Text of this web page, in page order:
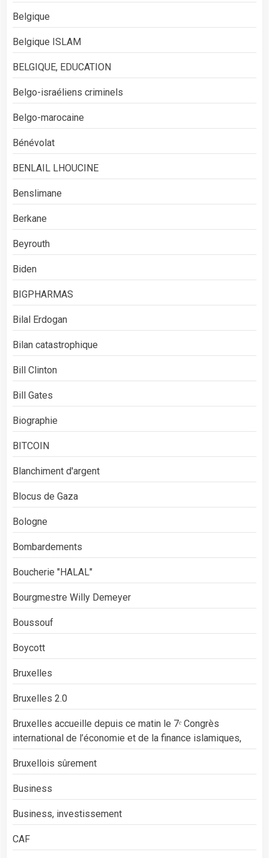
Belgique
Belgique ISLAM
BELGIQUE, EDUCATION
Belgo-israéliens criminels
Belgo-marocaine
Bénévolat
BENLAIL LHOUCINE
Benslimane
Berkane
Beyrouth
Biden
BIGPHARMAS
Bilal Erdogan
Bilan catastrophique
Bill Clinton
Bill Gates
Biographie
BITCOIN
Blanchiment d'argent
Blocus de Gaza
Bologne
Bombardements
Boucherie "HALAL"
Bourgmestre Willy Demeyer
Boussouf
Boycott
Bruxelles
Bruxelles 2.0
Bruxelles accueille depuis ce matin le 7ᵉ Congrès
international de l’économie et de la finance islamiques,
Bruxellois sûrement
Business
Business, investissement
CAF